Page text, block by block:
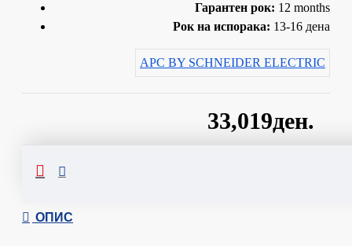
33,019ден.
Гарантен рок: 12 months
Рок на испорака: 13-16 дена
APC BY SCHNEIDER ELECTRIC
ОПИС